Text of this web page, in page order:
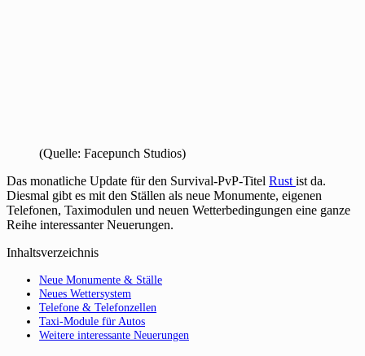
(Quelle: Facepunch Studios)
Das monatliche Update für den Survival-PvP-Titel Rust ist da.
Diesmal gibt es mit den Ställen als neue Monumente, eigenen
Telefonen, Taximodulen und neuen Wetterbedingungen eine ganze
Reihe interessanter Neuerungen.
Inhaltsverzeichnis
Neue Monumente & Ställe
Neues Wettersystem
Telefone & Telefonzellen
Taxi-Module für Autos
Weitere interessante Neuerungen